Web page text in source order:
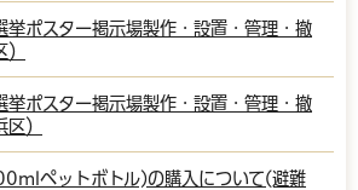
挙ポスター掲示場製作・設置・管理・撤
挙ポスター掲示場製作・設置・管理・撤
）
ペットボトル)の購入について(避難